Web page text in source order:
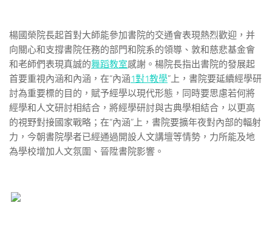
楊國榮院長起首對大師能參加書院的交通會表現熱烈歡迎，并
向關心和支撐書院任務的部門和院系的領導、敦和慈悲基金會
和老師們表現真誠的舞蹈教室感謝。楊院長指出書院的發展起
首要重視內涵和內涵，在“內涵1對1教學”上，書院要延續經學研
討為重要標的目的，賦予經學以現代形態，同時要思慮若何將
經學和人文研討相結合，將經學研討與古典學相結合，以更高
的視野對接國家戰略；在“內涵”上，書院要擴年夜對內部的輻射
力，今朝書院學者已經通過開設人文講壇等情勢，力所能及地
為學校增加人文氛圍、晉陞書院影響。